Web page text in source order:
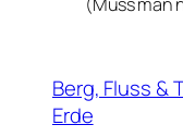
Berg, Fluss &
Erde